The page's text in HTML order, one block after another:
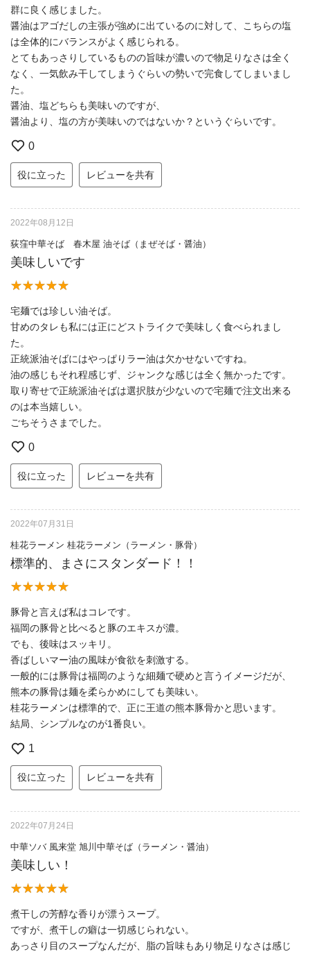
群に良く感じました。
醤油はアゴだしの主張が強めに出ているのに対して、こちらの塩
は全体的にバランスがよく感じられる。
とてもあっさりしているものの旨味が濃いので物足りなさは全く
なく、一気飲み干してしまうぐらいの勢いで完食してしまいまし
た。
醤油、塩どちらも美味いのですが、
醤油より、塩の方が美味いのではないか？というぐらいです。
0
役に立った レビューを共有
2022年08月12日
荻窪中華そば 春木屋 油そば（まぜそば・醤油）
美味しいです
宅麺では珍しい油そば。
甘めのタレも私には正にどストライクで美味しく食べられまし
た。
正統派油そばにはやっぱりラー油は欠かせないですね。
油の感じもそれ程感じず、ジャンクな感じは全く無かったです。
取り寄せで正統派油そばは選択肢が少ないので宅麺で注文出来る
のは本当嬉しい。
ごちそうさまでした。
0
役に立った レビューを共有
2022年07月31日
桂花ラーメン 桂花ラーメン（ラーメン・豚骨）
標準的、まさにスタンダード！！
豚骨と言えば私はコレです。
福岡の豚骨と比べると豚のエキスが濃。
でも、後味はスッキリ。
香ばしいマー油の風味が食欲を刺激する。
一般的には豚骨は福岡のような細麺で硬めと言うイメージだが、
熊本の豚骨は麺を柔らかめにしても美味い。
桂花ラーメンは標準的で、正に王道の熊本豚骨かと思います。
結局、シンプルなのが1番良い。
1
役に立った レビューを共有
2022年07月24日
中華ソバ 風来堂 旭川中華そば（ラーメン・醤油）
美味しい！
煮干しの芳醇な香りが漂うスープ。
ですが、煮干しの癖は一切感じられない。
あっさり目のスープなんだが、脂の旨味もあり物足りなさは感じ